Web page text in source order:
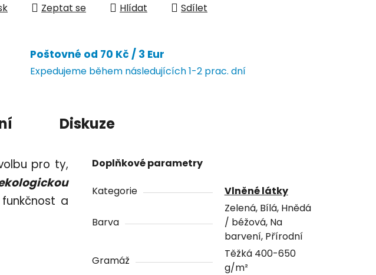
Zeptat se Hlídat Sdílet
Poštovné od 70 Kč / 3 Eur
Expedujeme během následujících 1-2 prac. dní
Diskuze
pro ty,
a
Doplňkové parametry
Kategorie Vlněné látky
Barva
Zelená, Bílá, Hnědá
/ béžová, Na
barvení, Přírodní
Gramáž
Těžká 400-650
g/m²